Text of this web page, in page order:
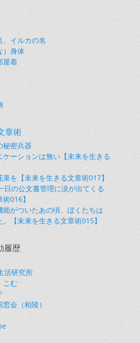
、イルカの名
）身体
屋着
章術
秘密兵器
ーションは無い【未来を生きる
を【未来を生きる文章術017】
日の公文書管理に涙が出てくる
016】
がついたあの頃、ぼくたちは
。【未来を生きる文章術015】
履歴
活研究所
こむ
会（柏陵）